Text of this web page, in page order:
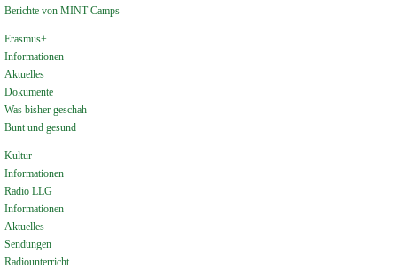
Berichte von MINT-Camps
Erasmus+
Informationen
Aktuelles
Dokumente
Was bisher geschah
Bunt und gesund
Kultur
Informationen
Radio LLG
Informationen
Aktuelles
Sendungen
Radiounterricht